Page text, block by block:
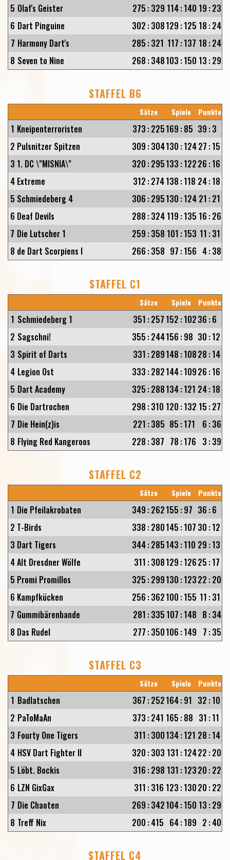
5 Olaf's Geister 275 :329 114:140 19 :23
6 Dart Pinguine 302 :308129 :125 18 :24
7 Harmony Dart's 285 :321 117 :137 18 :24
8 Seven to Nine 268 :348103 :150 13 :29
STAFFEL B6
Sätze Spiele Punkte
1 Kneipenterroristen 373 :225169 :85 39 :3
2 Pulsnitzer Spitzen 309 :304130 :12427 :15
3 1. DC \"MISNIA\" 320 :295133 :12226 :16
4 Extreme 312 :274138 :118 24:18
5 Schmiedeberg 4 306 :295130 :124 21 :21
6 Deaf Devils 288 :324 119 :135 16 :26
7 Die Lutscher 1 259 :358 101 :153 11 :31
8 de Dart Scorpiens I 266 :358 97 :156 4:38
STAFFEL C1
Sätze Spiele Punkte
1 Schmiedeberg 1 351 :257 152 :10236 :6
2 Sagschni! 355 :244156 :98 30 :12
3 Spirit of Darts 331 :289148 :10828 :14
4 Legion Ost 333 :282144:10926 :16
5 Dart Academy 325 :288134:121 24:18
6 Die Dartrochen 298 :310 120 :132 15 :27
7 Die Hein(z)is 221 :385 85 :171 6 :36
8 Flying Red Kangeroos 228 :387 78 :176 3 :39
STAFFEL C2
Sätze Spiele Punkte
1 Die Pfeilakrobaten 349 :262155 :97 36 :6
2 T-Birds 338 :280145 :107 30 :12
3 Dart Tigers 344:285143 :110 29 :13
4Alt Dresdner Wölfe 311 :308129 :12625 :17
5 Promi Promillos 325 :299130 :12322 :20
6 Kampfkücken 256 :362100 :155 11 :31
7 Gummibärenbande 281 :335 107 :148 8 :34
8 Das Rudel 277 :350106 :149 7 :35
STAFFEL C3
Sätze Spiele Punkte
1 Badlatschen 367 :252164:91 32 :10
2 PaToMaAn 373 :241 165 :88 31 :11
3 Fourty One Tigers 311 :300134:121 28 :14
4 HSV Dart Fighter II 320 :303 131 :12422 :20
5 Löbt. Bockis 316 :298 131 :12320 :22
6 LZN GixGax 311 :316 123 :13020 :22
7 Die Chaoten 269 :342104:150 13 :29
8 Treff Nix 200 :415 64:189 2 :40
STAFFEL C4